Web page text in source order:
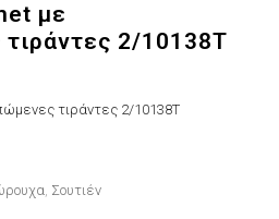
με
2/10138T
τιράντες 2/10138T
, Σουτιέν